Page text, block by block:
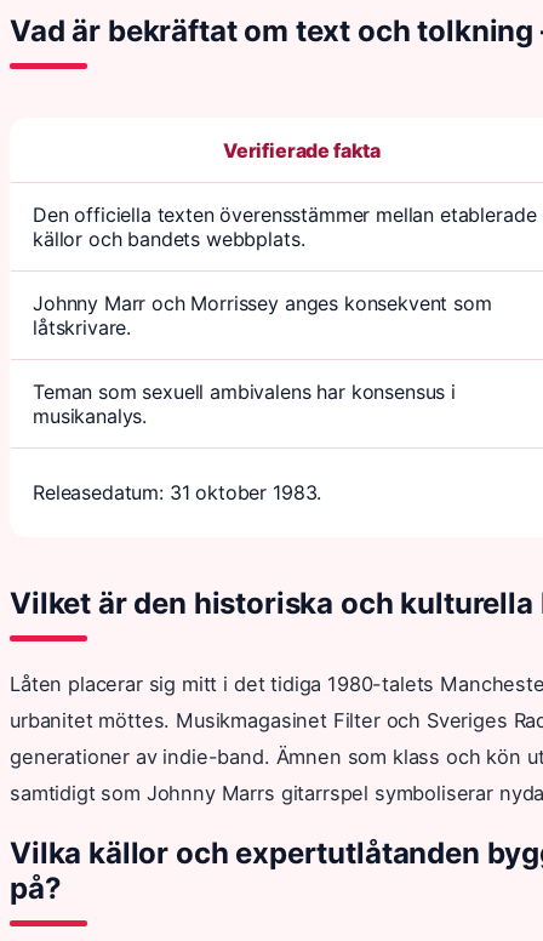
Vad är bekräftat om text och tolkning
Verifierade fakta
Den officiella texten överensstämmer mellan etablerade
källor och bandets webbplats.
Johnny Marr och Morrissey anges konsekvent som
låtskrivare.
Teman som sexuell ambivalens har konsensus i
musikanalys.
Releasedatum: 31 oktober 1983.
Vilket är den historiska och kulturella
Låten placerar sig mitt i det tidiga 1980-talets
urbanitet möttes. Musikmagasinet Filter och Sveriges
generationer av indie-band. Ämnen som klass och kön
samtidigt som Johnny Marrs gitarrspel symboliserar
Vilka källor och expertutlåtanden
på?